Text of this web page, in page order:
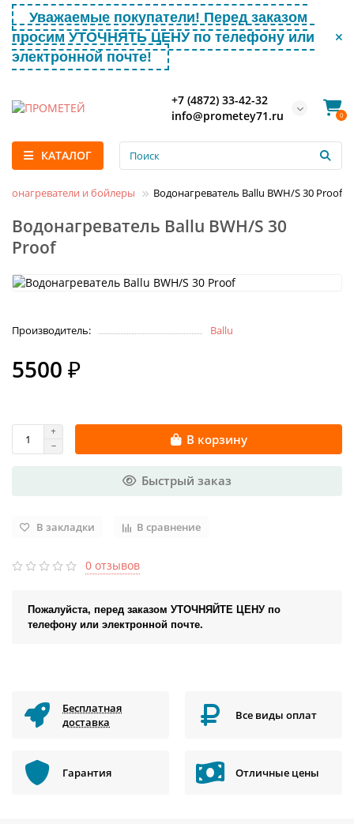
Уважаемые покупатели! Перед заказом
просим УТОЧНЯТЬ ЦЕНУ по телефону или
электронной почте!
+7 (4872) 33-42-32
info@prometey71.ru
0
КАТАЛОГ
и бойлеры Водонагреватель Ballu BWH/S 30 Proof
Водонагреватель Ballu BWH/S 30
Proof
Производитель: Ballu
5500 ₽
В корзину
Быстрый заказ
В закладки В сравнение
0 отзывов
Пожалуйста, перед заказом УТОЧНЯЙТЕ ЦЕНУ по
телефону или электронной почте.
Бесплатная
доставка
Все виды оплат
Гарантия Отличные цены